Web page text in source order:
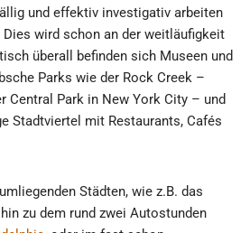
und effektiv investigativ arbeiten
wird schon an der weitläufigkeit
überall befinden sich Museen und
Parks wie der Rock Creek –
Central Park in New York City – und
Stadtviertel mit Restaurants, Cafés
Städten, wie z.B. das
zu dem rund zwei Autostunden